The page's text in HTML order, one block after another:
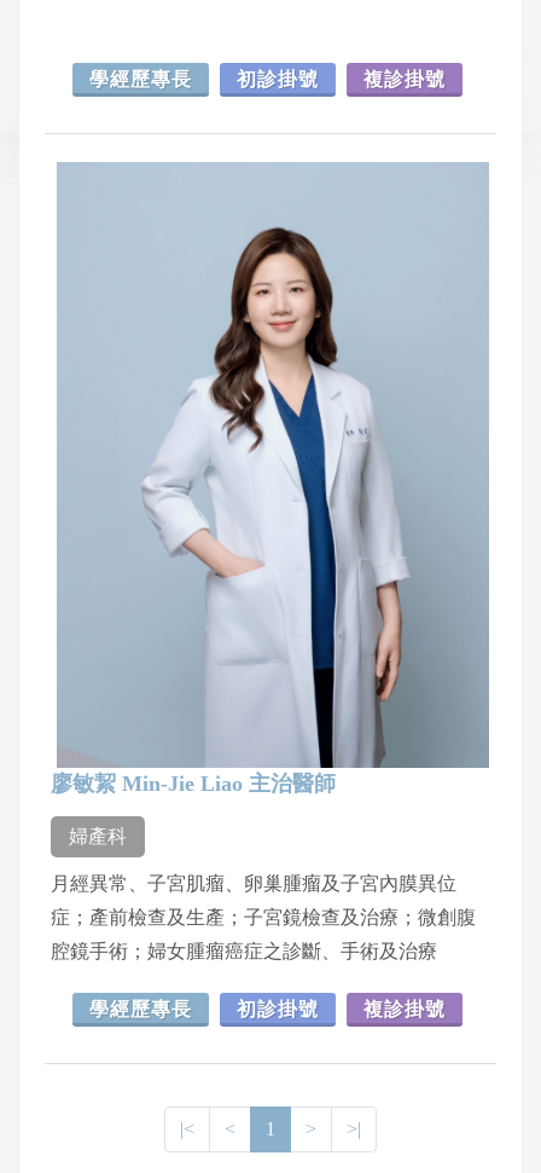
學經歷專長 初診掛號 複診掛號
廖敏絜 Min-Jie Liao 主治醫師
婦產科
月經異常、子宮肌瘤、卵巢腫瘤及子宮內膜異位
症；產前檢查及生產；子宮鏡檢查及治療；微創腹
腔鏡手術；婦女腫瘤癌症之診斷、手術及治療
學經歷專長 初診掛號 複診掛號
|< < 1 > >|